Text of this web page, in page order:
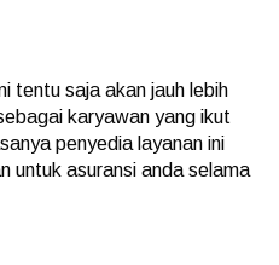
tentu saja akan jauh lebih
karyawan yang ikut
penyedia layanan ini
untuk asuransi anda selama